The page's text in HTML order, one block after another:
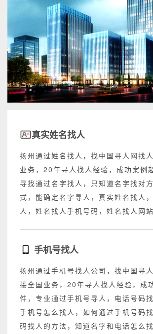
真实姓名找人
扬州通过姓名找人，找中国寻人网找
业务，20年寻人找人经验，成功案例
寻找通过名字找人，只知道名字找对
式，能确定名字寻人，真实姓名找人
人，姓名找人手机号码，姓名找人网
手机号找人
扬州通过手机号找人公司，找中国寻
接全国业务，20年寻人找人经验，成
件，专业通过手机号寻人，电话号码
手机号怎么找人，如何通过手机号码
码找人的方法，知道名字和电话怎么